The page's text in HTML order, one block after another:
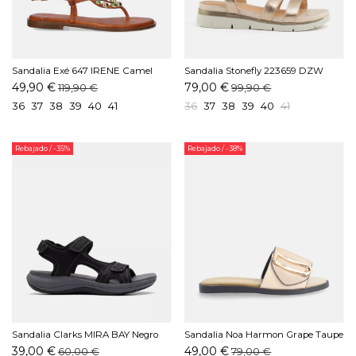
Sandalia Exé 647 IRENE Camel
49,90 €119,90 €
36 37 38 39 40 41
Sandalia Stonefly 223659 DZW
Taupe
79,00 € 99,90 €
36 37 38 39 40 41
Rebajado/ -35%
Sandalia Clarks MIRA BAY Negro
39,00 €60,00 €
Rebajado/ -38%
Sandalia Noa Harmon Grape Taupe
49,00 € 79,00 €